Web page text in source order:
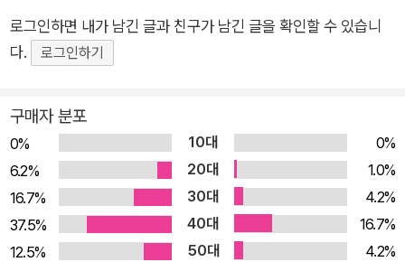
로그인하면 내가 남긴 글과 친구가 남긴 글을 확인할 수 있습니
다.
로그인하기
구매자 분포
0% 10대
0%
6.2%
20대
1.0%
16.7%
30대
4.2%
37.5%
40대
16.7%
12.5%
50대
4.2%